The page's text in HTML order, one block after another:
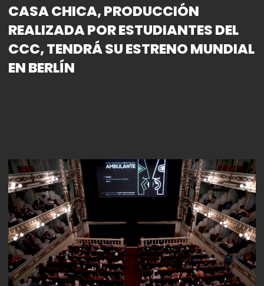
CASA CHICA, PRODUCCIÓN
REALIZADA POR ESTUDIANTES DEL
CCC, TENDRÁ SU ESTRENO MUNDIAL
EN BERLÍN